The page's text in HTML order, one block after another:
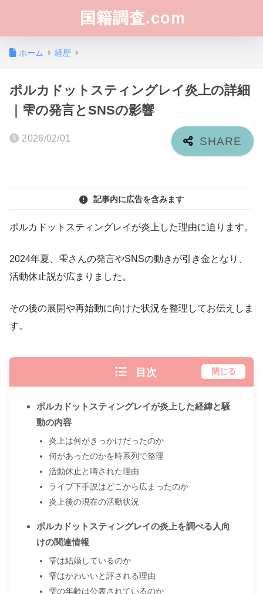
国籍調査.com
ホーム 経歴
ポルカドットスティングレイ炎上の詳細
｜雫の発言とSNSの影響
2026/02/01
記事内に広告を含みます
ポルカドットスティングレイが炎上した理由に迫ります。
2024年夏、雫さんの発言やSNSの動きが引き金となり、
活動休止説が広まりました。
その後の展開や再始動に向けた状況を整理してお伝えしま
す。
目次 閉じる
ポルカドットスティングレイが炎上した経緯と騒
動の内容
炎上は何がきっかけだったのか
何があったのかを時系列で整理
活動休止と噂された理由
ライブ下手説はどこから広まったのか
炎上後の現在の活動状況
ポルカドットスティングレイの炎上を調べる人向
けの関連情報
雫は結婚しているのか
雫はかわいいと評される理由
雫の年齢は公表されているのか